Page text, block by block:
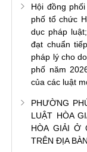
Hội đồng
phố tổ chức
dục pháp
đạt chuẩn
pháp lý cho
phố năm
của các luật
PHƯỜNG
LUẬT HÒA
HÒA GIẢI Ở
TRÊN ĐỊA